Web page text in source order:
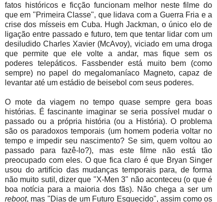
fatos históricos e ficção funcionam melhor neste filme do
que em "Primeira Classe", que lidava com a Guerra Fria e a
crise dos mísseis em Cuba. Hugh Jackman, o único elo de
ligação entre passado e futuro, tem que tentar lidar com um
desiludido Charles Xavier (McAvoy), viciado em uma droga
que permite que ele volte a andar, mas fique sem os
poderes telepáticos. Fassbender está muito bem (como
sempre) no papel do megalomaníaco Magneto, capaz de
levantar até um estádio de beisebol com seus poderes.
O mote da viagem no tempo quase sempre gera boas
histórias. É fascinante imaginar se seria possível mudar o
passado ou a própria história (ou a História). O problema
são os paradoxos temporais (um homem poderia voltar no
tempo e impedir seu nascimento? Se sim, quem voltou ao
passado para fazê-lo?), mas este filme não está tão
preocupado com eles. O que fica claro é que Bryan Singer
usou do artifício das mudanças temporais para, de forma
não muito sutil, dizer que "X-Men 3" não aconteceu (o que é
boa notícia para a maioria dos fãs). Não chega a ser um
reboot, mas "Dias de um Futuro Esquecido", assim como os